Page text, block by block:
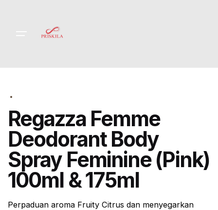
Regazza Femme
Deodorant Body
Spray Feminine (Pink)
100ml & 175ml
Perpaduan aroma Fruity Citrus dan menyegarkan